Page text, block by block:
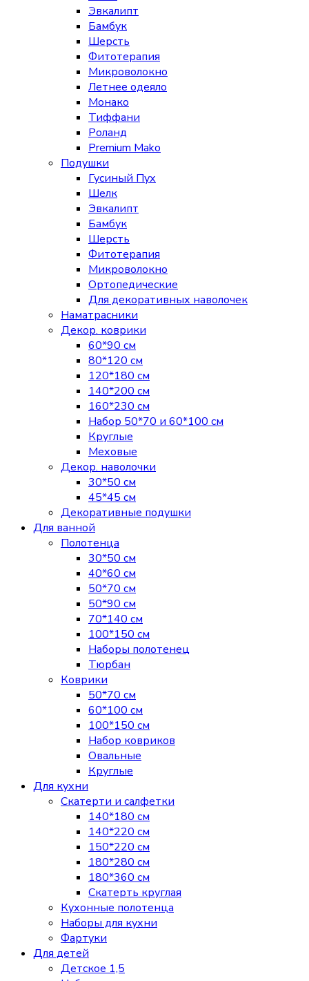
Эвкалипт
Бамбук
Шерсть
Фитотерапия
Микроволокно
Летнее одеяло
Монако
Тиффани
Роланд
Premium Mako
Подушки
Гусиный Пух
Шелк
Эвкалипт
Бамбук
Шерсть
Фитотерапия
Микроволокно
Ортопедические
Для декоративных наволочек
Наматрасники
Декор. коврики
60*90 см
80*120 см
120*180 см
140*200 см
160*230 см
Набор 50*70 и 60*100 см
Круглые
Меховые
Декор. наволочки
30*50 см
45*45 см
Декоративные подушки
Для ванной
Полотенца
30*50 см
40*60 см
50*70 см
50*90 см
70*140 см
100*150 см
Наборы полотенец
Тюрбан
Коврики
50*70 см
60*100 см
100*150 см
Набор ковриков
Овальные
Круглые
Для кухни
Скатерти и салфетки
140*180 см
140*220 см
150*220 см
180*280 см
180*360 см
Скатерть круглая
Кухонные полотенца
Наборы для кухни
Фартуки
Для детей
Детское 1,5